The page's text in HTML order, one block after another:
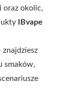
oraz okolic,
IBvape
smaków,